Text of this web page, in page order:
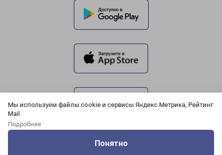
Мы используем файлы cookie и сервисы Яндекс.Метрика, Рейтинг
Mail
Подробнее
Понятно